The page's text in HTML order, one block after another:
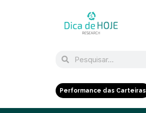
Performance das Carteiras